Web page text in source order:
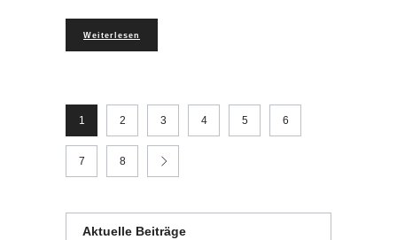
Weiterlesen
1 2 3 4 5 6
7 8
Aktuelle Beiträge